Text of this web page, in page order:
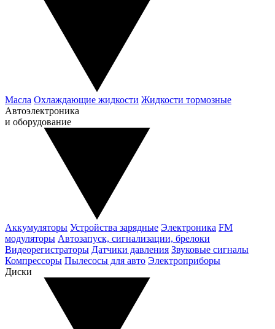
Масла Охлаждающие жидкости Жидкости тормозные
Автоэлектроника
и оборудование
Аккумуляторы Устройства зарядные Электроника FM
модуляторы Автозапуск, сигнализации, брелоки
Видеорегистраторы Датчики давления Звуковые сигналы
Компрессоры Пылесосы для авто Электроприборы
Диски